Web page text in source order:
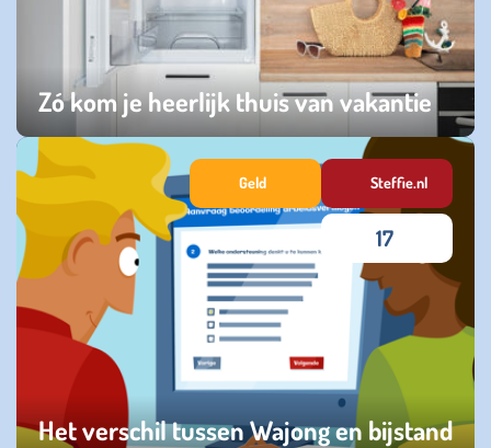
Zó kom je heerlijk thuis van vakantie
zaterdag 23 augustus 2025
Het verschil tussen Wajong en bijstand
Geld Steffie.nl
17